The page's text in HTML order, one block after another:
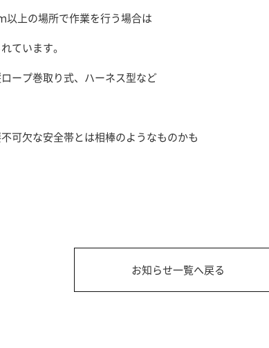
以上の場所で作業を行う場合は
ています。
ープ巻取り式、ハーネス型など
可欠な安全帯とは相棒のようなものかも
お知らせ一覧へ戻る